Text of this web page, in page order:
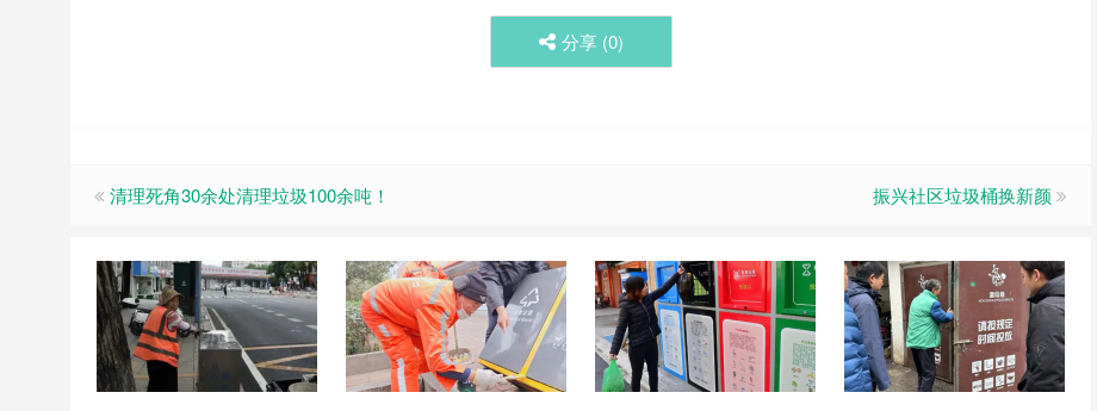
分享 (0)
清理死角30余处清理垃圾100余吨！ 振兴社区垃圾桶换新颜